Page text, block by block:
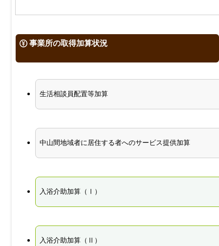
事業所の取得加算状況
生活相談員配置等加算
中山間地域者に居住する者へのサービス提供加算
入浴介助加算（Ⅰ）
入浴介助加算（Ⅱ）